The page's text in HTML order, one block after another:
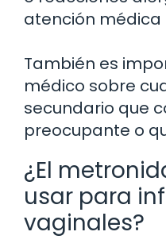
atención médica
También es
médico sobre
secundario que
preocupante o
¿El
usar para
vaginales?